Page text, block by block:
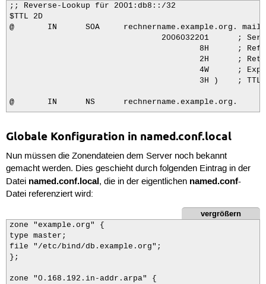
;; Reverse-Lookup für 2001:db8::/32
$TTL 2D
@       IN      SOA     rechnername.example.org.
2006032201      ;
8H      ;
2H      ;
4W      ;
3H )    ; TTL
@       IN      NS      rechnername.example.org.
Globale Konfiguration in named.conf.local
Nun müssen die Zonendateien dem Server noch bekannt
gemacht werden. Dies geschieht durch folgenden Eintrag in der
Datei named.conf.local, die in der eigentlichen named.conf-
Datei referenziert wird:
vergrößern
zone "example.org" {
type master;
file "/etc/bind/db.example.org";
};
zone "0.168.192.in-addr.arpa" {